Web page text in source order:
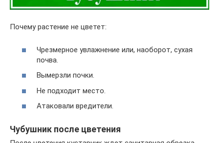
Почему растение не цветет:
Чрезмерное увлажнение или, наоборот, сухая
почва.
Вымерзли почки.
Не подходит место.
Атаковали вредители.
Чубушник после цветения